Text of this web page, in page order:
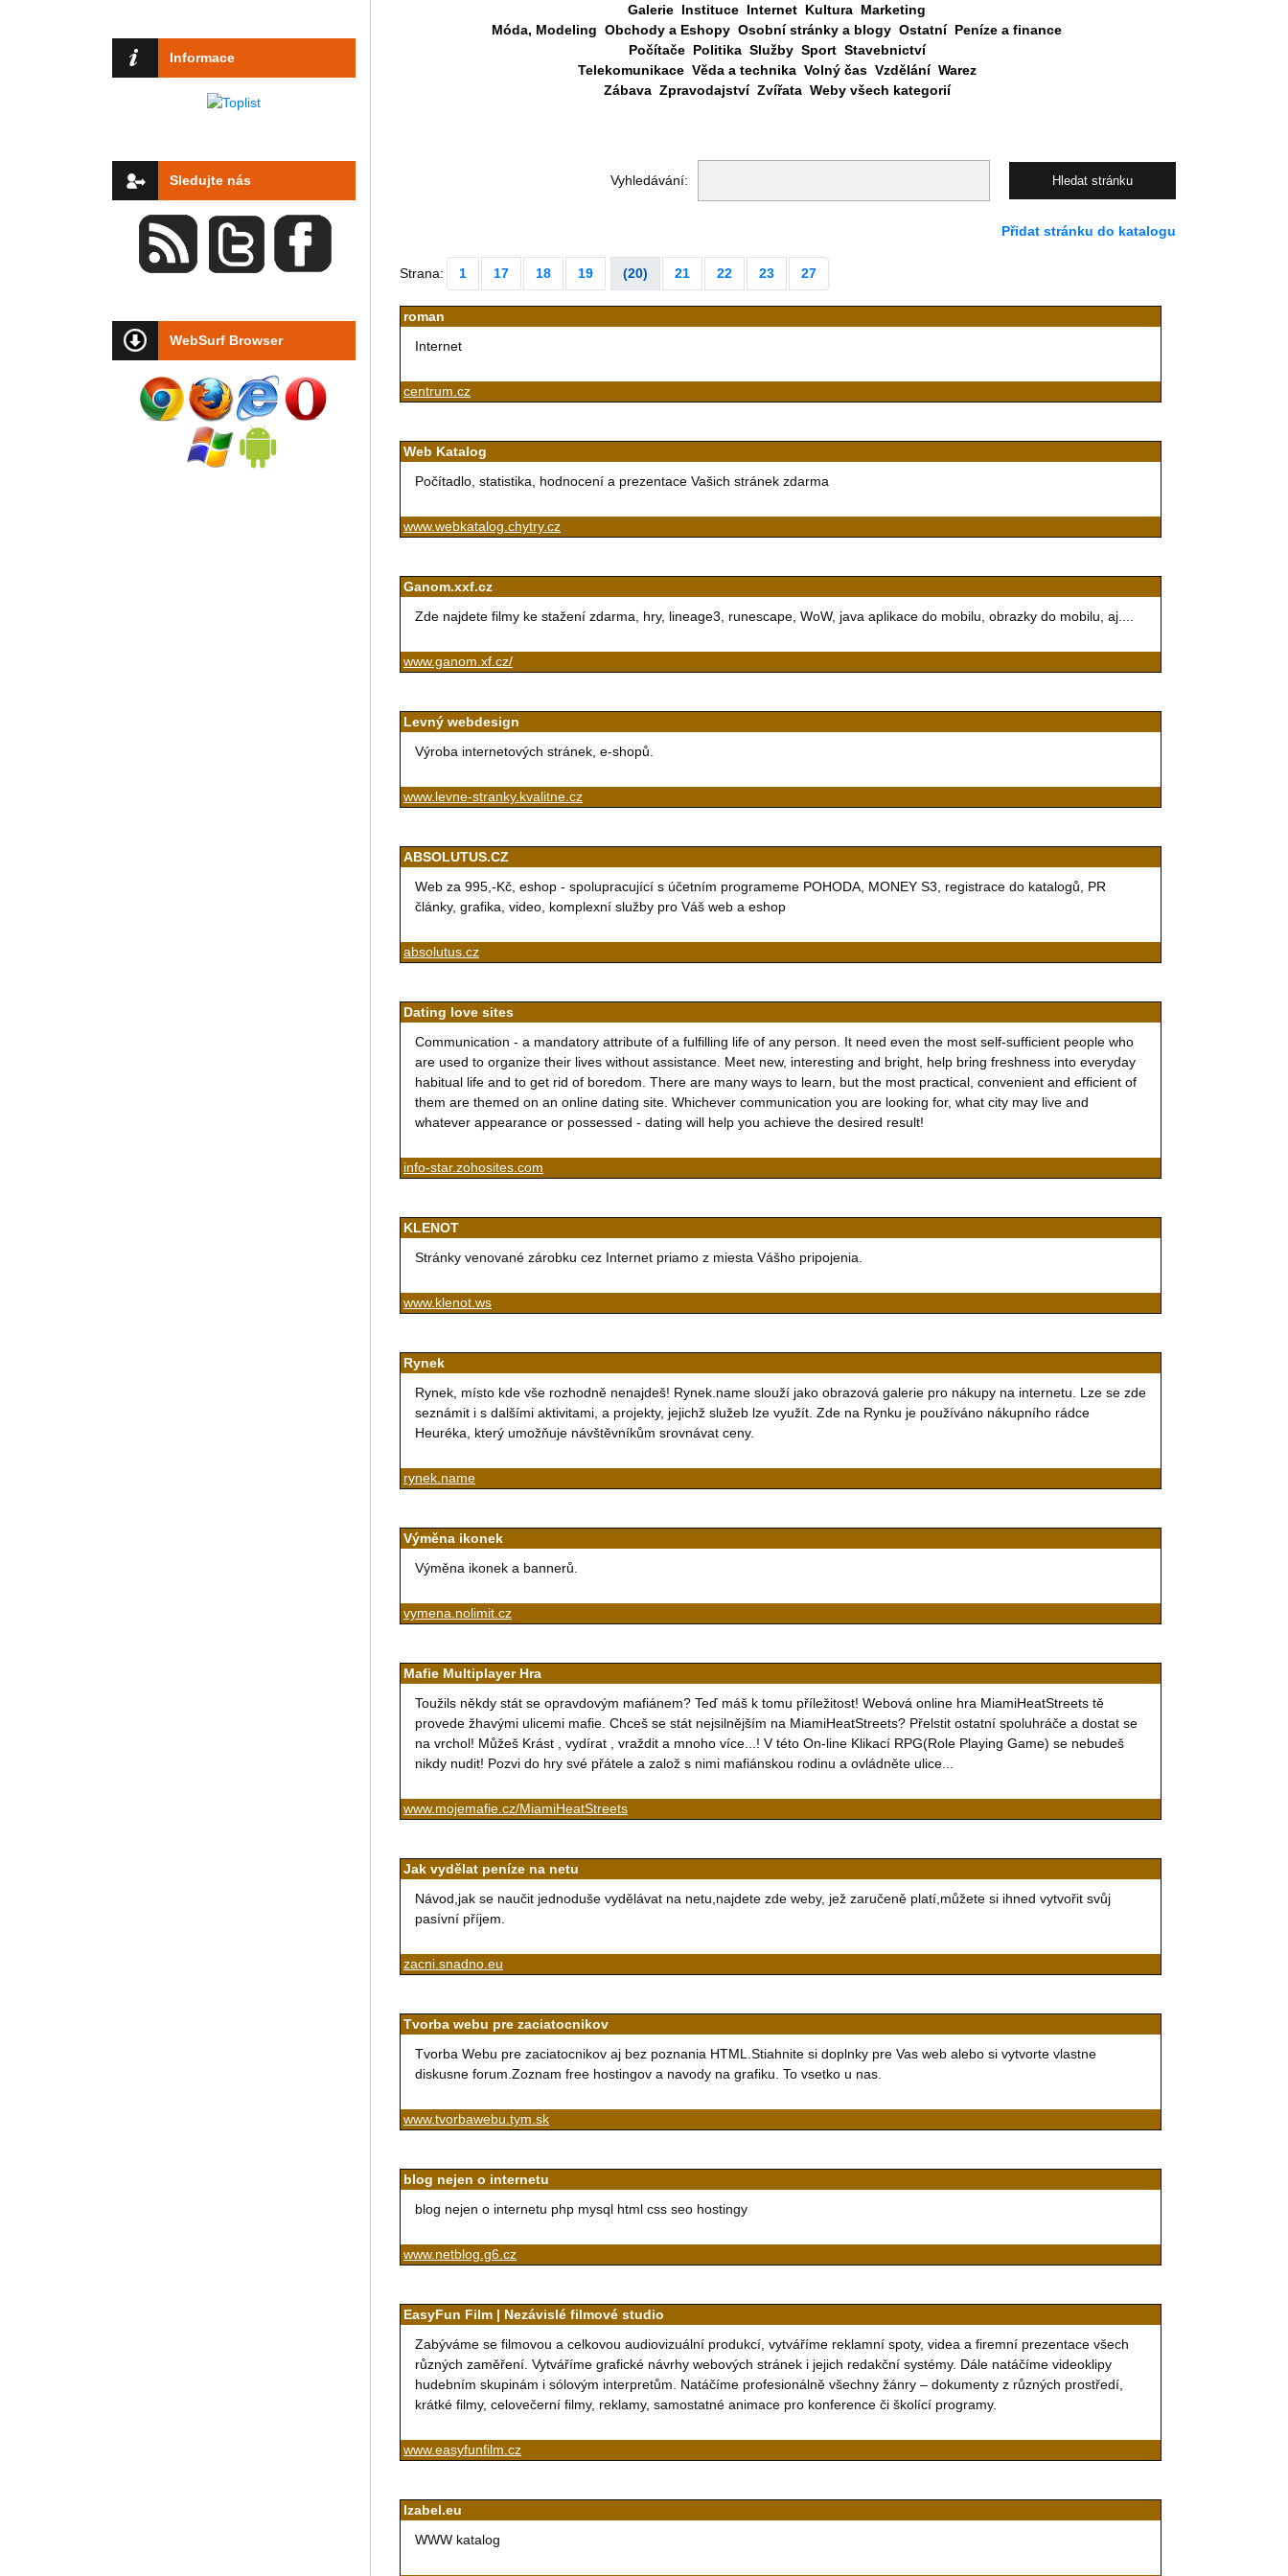
Informace
Sledujte nás
WebSurf Browser
Galerie Instituce Internet Kultura Marketing
Móda, Modeling Obchody a Eshopy Osobní stránky a blogy Ostatní Peníze a finance
Počítače Politika Služby Sport Stavebnictví
Telekomunikace Věda a technika Volný čas Vzdělání Warez
Zábava Zpravodajství Zvířata Weby všech kategorií
Vyhledávání:
Přidat stránku do katalogu
Strana: 1 17 18 19 (20) 21 22 23 27
roman
Internet
centrum.cz
Web Katalog
Počítadlo, statistika, hodnocení a prezentace Vašich stránek zdarma
www.webkatalog.chytry.cz
Ganom.xxf.cz
Zde najdete filmy ke stažení zdarma, hry, lineage3, runescape, WoW, java aplikace do mobilu, obrazky do mobilu, aj....
www.ganom.xf.cz/
Levný webdesign
Výroba internetových stránek, e-shopů.
www.levne-stranky.kvalitne.cz
ABSOLUTUS.CZ
Web za 995,-Kč, eshop - spolupracující s účetním programeme POHODA, MONEY S3, registrace do katalogů, PR
články, grafika, video, komplexní služby pro Váš web a eshop
absolutus.cz
Dating love sites
Communication - a mandatory attribute of a fulfilling life of any person. It need even the most self-sufficient people who
are used to organize their lives without assistance. Meet new, interesting and bright, help bring freshness into everyday
habitual life and to get rid of boredom. There are many ways to learn, but the most practical, convenient and efficient of
them are themed on an online dating site. Whichever communication you are looking for, what city may live and
whatever appearance or possessed - dating will help you achieve the desired result!
info-star.zohosites.com
KLENOT
Stránky venované zárobku cez Internet priamo z miesta Vášho pripojenia.
www.klenot.ws
Rynek
Rynek, místo kde vše rozhodně nenajdeš! Rynek.name slouží jako obrazová galerie pro nákupy na internetu. Lze se zde
seznámit i s dalšími aktivitami, a projekty, jejichž služeb lze využít. Zde na Rynku je používáno nákupního rádce
Heuréka, který umožňuje návštěvníkům srovnávat ceny.
rynek.name
Výměna ikonek
Výměna ikonek a bannerů.
vymena.nolimit.cz
Mafie Multiplayer Hra
Toužils někdy stát se opravdovým mafiánem? Teď máš k tomu příležitost! Webová online hra MiamiHeatStreets tě
provede žhavými ulicemi mafie. Chceš se stát nejsilnějším na MiamiHeatStreets? Přelstit ostatní spoluhráče a dostat se
na vrchol! Můžeš Krást , vydírat , vraždit a mnoho více...! V této On-line Klikací RPG(Role Playing Game) se nebudeš
nikdy nudit! Pozvi do hry své přátele a založ s nimi mafiánskou rodinu a ovládněte ulice...
www.mojemafie.cz/MiamiHeatStreets
Jak vydělat peníze na netu
Návod,jak se naučit jednoduše vydělávat na netu,najdete zde weby, jež zaručeně platí,můžete si ihned vytvořit svůj
pasívní příjem.
zacni.snadno.eu
Tvorba webu pre zaciatocnikov
Tvorba Webu pre zaciatocnikov aj bez poznania HTML.Stiahnite si doplnky pre Vas web alebo si vytvorte vlastne
diskusne forum.Zoznam free hostingov a navody na grafiku. To vsetko u nas.
www.tvorbawebu.tym.sk
blog nejen o internetu
blog nejen o internetu php mysql html css seo hostingy
www.netblog.g6.cz
EasyFun Film | Nezávislé filmové studio
Zabýváme se filmovou a celkovou audiovizuální produkcí, vytváříme reklamní spoty, videa a firemní prezentace všech
různých zaměření. Vytváříme grafické návrhy webových stránek i jejich redakční systémy. Dále natáčíme videoklipy
hudebním skupinám i sólovým interpretům. Natáčíme profesionálně všechny žánry – dokumenty z různých prostředí,
krátké filmy, celovečerní filmy, reklamy, samostatné animace pro konference či školící programy.
www.easyfunfilm.cz
Izabel.eu
WWW katalog